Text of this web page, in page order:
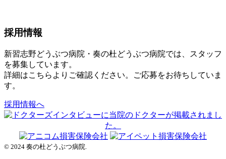
採用情報
新習志野どうぶつ病院・奏の杜どうぶつ病院では、スタッフ
を募集しています。
詳細はこちらよりご確認ください。ご応募をお待ちしていま
す。
採用情報へ
© 2024 奏の杜どうぶつ病院.